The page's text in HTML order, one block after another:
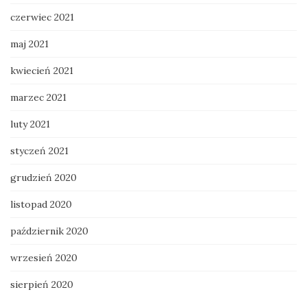
czerwiec 2021
maj 2021
kwiecień 2021
marzec 2021
luty 2021
styczeń 2021
grudzień 2020
listopad 2020
październik 2020
wrzesień 2020
sierpień 2020